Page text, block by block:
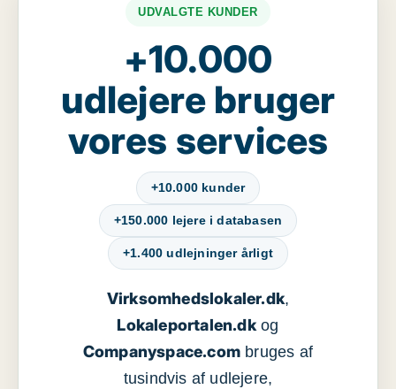
UDVALGTE KUNDER
+10.000
udlejere bruger
vores services
+10.000 kunder
+150.000 lejere i databasen
+1.400 udlejninger årligt
Virksomhedslokaler.dk,
Lokaleportalen.dkog
Companyspace.com bruges af
tusindvis af udlejere,